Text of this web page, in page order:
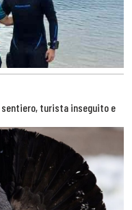
sentiero, turista inseguito e